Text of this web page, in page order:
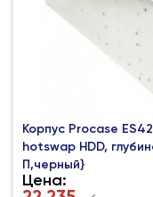
Корпус Procase
hotswap HDD,
П,черный}
Цена: